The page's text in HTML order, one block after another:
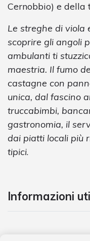
Cernobbio) e della
Le streghe di viola
scoprire gli angoli
ambulanti ti
maestria. Il fumo
castagne con
unica, dal fascino
truccabimbi,
gastronomia, il
dai piatti locali più
tipici.
Informazioni